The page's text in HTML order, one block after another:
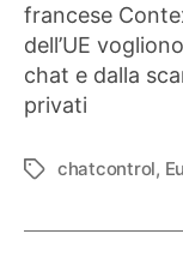
francese
dell’UE
chat e dalla
privati
Tag chatcontrol,